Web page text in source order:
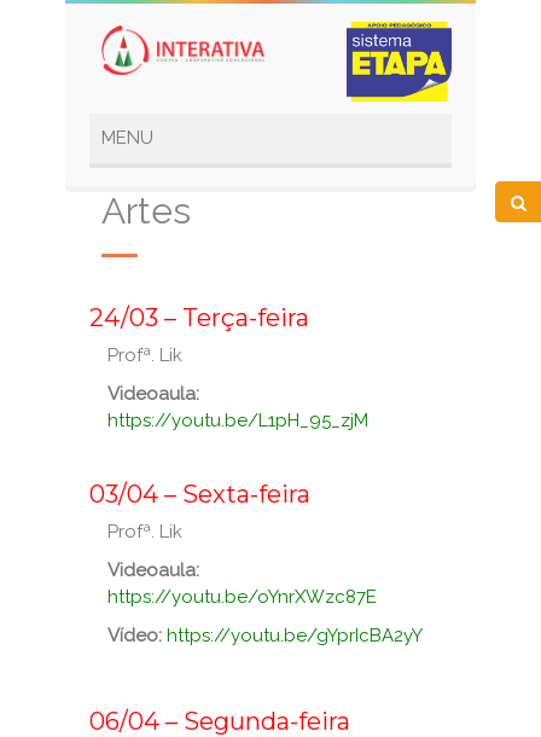
Artes
24/03 – Terça-feira
Profª. Lik
Videoaula:
https://youtu.be/L1pH_95_zjM
03/04 – Sexta-feira
Profª. Lik
Videoaula:
https://youtu.be/oYnrXWzc87E
Vídeo: https://youtu.be/gYprIcBA2yY
06/04 – Segunda-feira